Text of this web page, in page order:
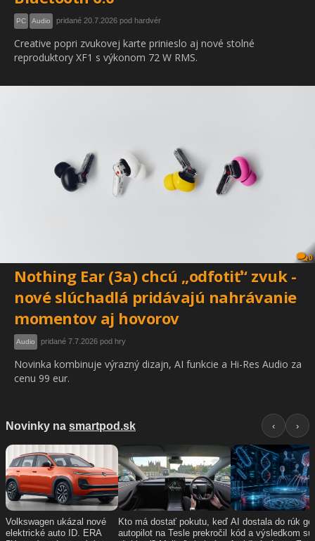
PC Audio pridané 20.7.2026 pod hardvér
Creative popri zvukovej karte prinieslo aj nové stolné
reproduktory XF1 s výkonom 72 W RMS.
0
Nothing Ear (3a) chcú „odfotiť“ zvuk -
nové slúchadlá pridávajú nahrávanie
momentov aj hovorov
Audio pridané 7.7.2026 pod hry
Novinka kombinuje výrazný dizajn, AI funkcie a Hi-Res Audio za
cenu 99 eur.